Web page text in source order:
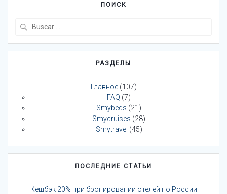
ПОИСК
РАЗДЕЛЫ
Главное(107)
FAQ (7)
Smybeds (21)
Smycruises (28)
Smytravel (45)
ПОСЛЕДНИЕ СТАТЬИ
Кешбэк 20% при бронировании отелей по России